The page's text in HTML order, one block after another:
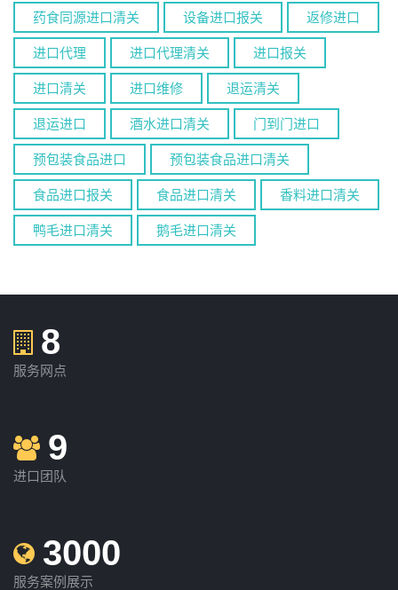
药食同源进口清关 设备进口报关 返修进口
进口代理 进口代理清关 进口报关
进口清关 进口维修 退运清关
退运进口 酒水进口清关 门到门进口
预包装食品进口 预包装食品进口清关
食品进口报关 食品进口清关 香料进口清关
鸭毛进口清关 鹅毛进口清关
8
服务网点
9
进口团队
3000
服务案例展示